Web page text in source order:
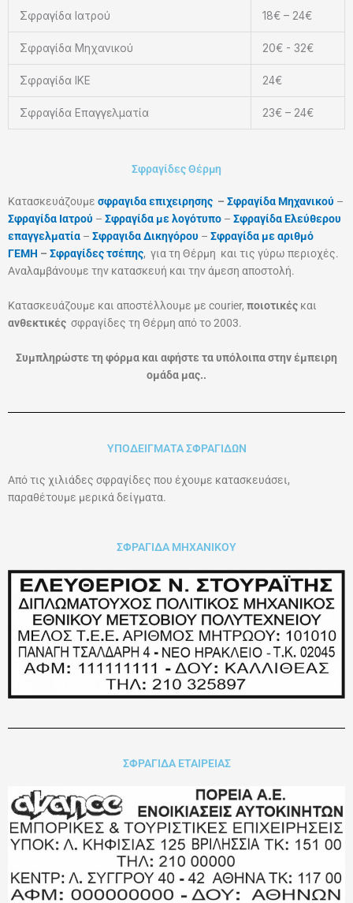
Σφραγίδα Ιατρού 18€ – 24€
Σφραγίδα Μηχανικού 20€ - 32€
Σφραγίδα ΙΚΕ 24€
Σφραγίδα Επαγγελματία 23€ – 24€
Σφραγίδες Θέρμη
Κατασκευάζουμε σφραγιδα επιχειρησης – Σφραγίδα Μηχανικού –
Σφραγίδα Ιατρού – Σφραγίδα με λογότυπο – Σφραγίδα Ελεύθερου
επαγγελματία – Σφραγιδα Δικηγόρου – Σφραγίδα με αριθμό
ΓΕΜΗ – Σφραγίδες τσέπης, για τη Θέρμη και τις γύρω περιοχές.
Αναλαμβάνουμε την κατασκευή και την άμεση αποστολή.
Κατασκευάζουμε και αποστέλλουμε με courier, ποιοτικές και
ανθεκτικές σφραγίδες τη Θέρμη από το 2003.
Συμπληρώστε τη φόρμα και αφήστε τα υπόλοιπα στην έμπειρη
ομάδα μας..
ΥΠΟΔΕΙΓΜΑΤΑ ΣΦΡΑΓΙΔΩΝ
Από τις χιλιάδες σφραγίδες που έχουμε κατασκευάσει,
παραθέτουμε μερικά δείγματα.
ΣΦΡΑΓΙΔΑ ΜΗΧΑΝΙΚΟΥ
ΣΦΡΑΓΙΔΑ ΕΤΑΙΡΕΙΑΣ